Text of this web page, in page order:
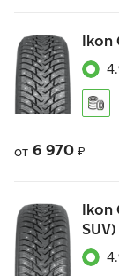
Ikon
от 6 970 ₽
Ikon
SUV)